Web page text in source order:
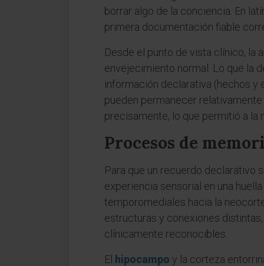
borrar algo de la conciencia. En
primera documentación fiable
Desde el punto de vista clínico, la
envejecimiento normal. Lo que la
información declarativa (hechos y
pueden permanecer
precisamente, lo que permitió a la
Procesos de
Para que un recuerdo declarativo
experiencia sensorial en una
temporomediales hacia la
estructuras y conexiones
clínicamente reconocibles.
El hipocampo y la corteza